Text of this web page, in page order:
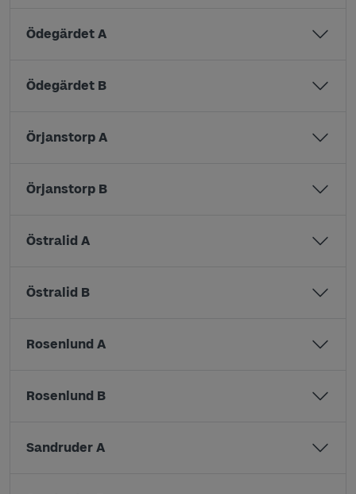
Ödegärdet A
Ödegärdet B
Örjanstorp A
Örjanstorp B
Östralid A
Östralid B
Rosenlund A
Rosenlund B
Sandruder A